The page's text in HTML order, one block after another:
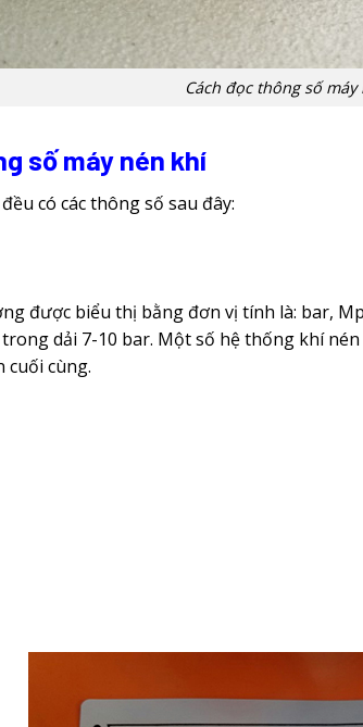
Cách đọc thông số máy
số máy nén khí
có các thông số sau đây:
được biểu thị bằng đơn vị tính là: bar,
dải 7-10 bar. Một số hệ thống khí
cuối cùng.